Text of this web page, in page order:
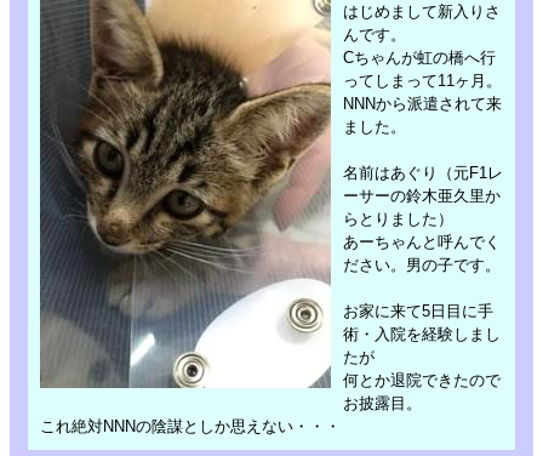
はじめまして新入りさ
んです。
Cちゃんが虹の橋へ行
ってしまって11ヶ月。
NNNから派遣されて来
ました。
名前はあぐり（元F1レ
ーサーの鈴木亜久里か
らとりました）
あーちゃんと呼んでく
ださい。男の子です。
お家に来て5日目に手
術・入院を経験しまし
たが
何とか退院できたので
お披露目。
これ絶対NNNの陰謀としか思えない・・・